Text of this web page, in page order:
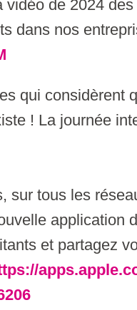
vidéo de 2024
dans nos
qui considèrent
! La journée
sur tous les
application
et partagez